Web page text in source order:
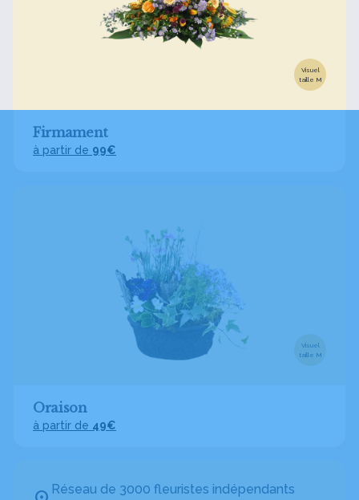
Réseau de 3000 fleuristes indépendants
Visuel
taille M
Firmament
à partir de 99€
Visuel
taille M
Oraison
à partir de 49€